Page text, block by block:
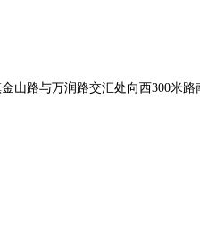
山路与万润路交汇处向西300米路